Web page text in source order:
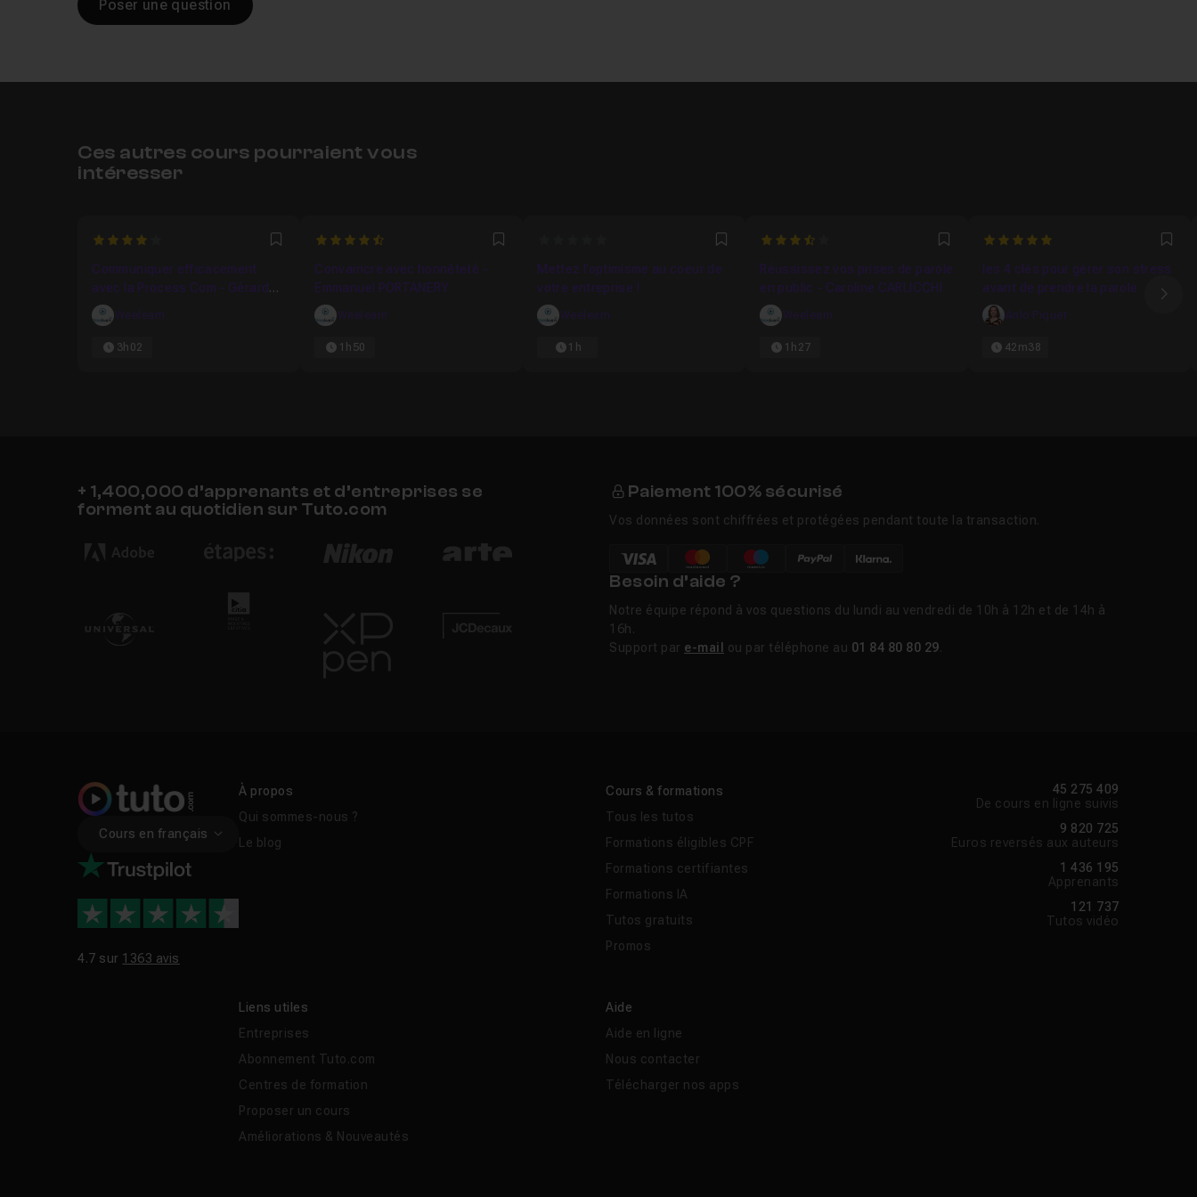
Poser une question
Ces autres cours pourraient vous
intéresser
4 Favori
Communiquer efficacement
avec la Process Com - Gérard
COLLIGNON
Weelearn
3h02
4.25 Favori
Convaincre avec honnêteté -
Emmanuel PORTANERY
Weelearn
1h50
Favori
Mettez l’optimisme au coeur de
votre entreprise !
Weelearn
1h
3.6666666666667 Favori
Réussissez vos prises de parole
en public - Caroline CARLICCHI
Weelearn
1h27
5
les 4 clés pour gérer son stress
avant de prendre la parole
Anlo Piquet
42m38
+ 1,400,000 d’apprenants et d’entreprises se
forment au quotidien sur Tuto.com
Paiement 100% sécurisé
Vos données sont chiffrées et protégées pendant toute la transaction.
Besoin d’aide ?
Notre équipe répond à vos questions du lundi au vendredi de 10h à 12h et de 14h à
16h.
Support par e-mail ou par téléphone au 01 84 80 80 29.
Cours en français
4.7 sur 1363 avis
À propos
Qui sommes-nous ?
Le blog
Cours & formations
Tous les tutos
Formations éligibles CPF
Formations certifiantes
Formations IA
Tutos gratuits
Promos
Liens utiles
Entreprises
Abonnement Tuto.com
Centres de formation
Proposer un cours
Améliorations & Nouveautés
Aide
Aide en ligne
Nous contacter
Télécharger nos apps
45 275 409
De cours en ligne suivis
9 820 725
Euros reversés aux auteurs
1 436 195
Apprenants
121 737
Tutos vidéo